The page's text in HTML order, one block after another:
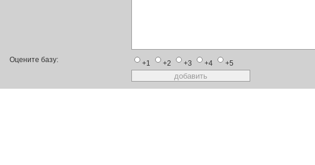
Оцените базу: +1 +2 +3 +4 +5